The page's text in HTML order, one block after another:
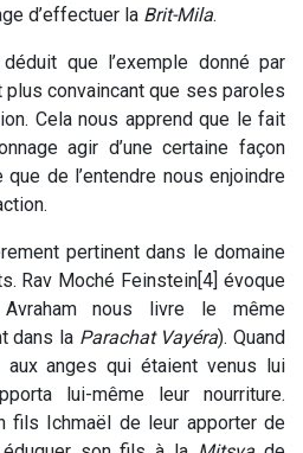
d’effectuer la Brit-Mila.
que l’exemple donné par
plus convaincant que ses paroles
Cela nous apprend que le fait
agir d’une certaine façon
de l’entendre nous enjoindre
pertinent dans le domaine
Rav Moché Feinstein[4] évoque
nous livre le même
dans la Parachat Vayéra). Quand
anges qui étaient venus lui
lui-même leur nourriture.
fils Ichmaël de leur apporter de